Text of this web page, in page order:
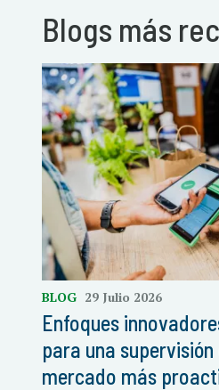
Blogs más
BLOG 29 Julio 2026
Enfoques
para una
mercado más